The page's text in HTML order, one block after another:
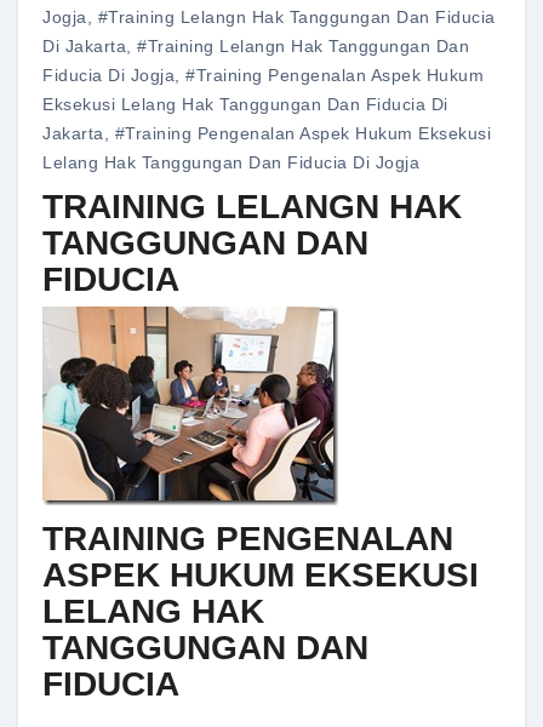
Jogja, #training Lelangn Hak Tanggungan Dan Fiducia
Di Jakarta, #training Lelangn Hak Tanggungan Dan
Fiducia Di Jogja, #training Pengenalan Aspek Hukum
Eksekusi Lelang Hak Tanggungan Dan Fiducia Di
Jakarta, #training Pengenalan Aspek Hukum Eksekusi
Lelang Hak Tanggungan Dan Fiducia Di Jogja
TRAINING LELANGN HAK
TANGGUNGAN DAN
FIDUCIA
TRAINING PENGENALAN
ASPEK HUKUM EKSEKUSI
LELANG HAK
TANGGUNGAN DAN
FIDUCIA